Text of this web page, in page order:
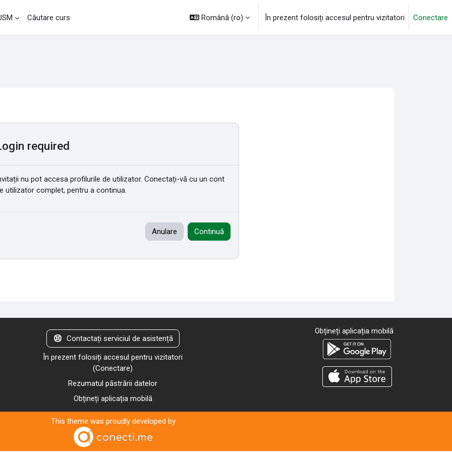
Căutare curs Română ‎(ro)‎ În prezent folosiți accesul pentru vizitatori Conectare
required
nu pot accesa profilurile de utilizator. Conectați-vă cu un cont
utilizator complet, pentru a continua.
Anulare Continuă
Contactați serviciul de asistență
În prezent folosiți accesul pentru vizitatori
(Conectare)
Rezumatul păstrării datelor
Obțineți aplicația mobilă
Obțineți aplicația mobilă
This theme was proudly developed by